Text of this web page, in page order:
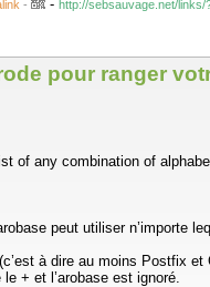
- - http://sebsauvage.net/links/
pour ranger
of any combination of
peut utiliser n’importe
à dire au moins Postfix
+ et l’arobase est ignoré.